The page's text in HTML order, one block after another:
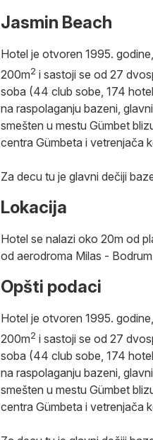
Jasmin Beach
Hotel je otvoren 1995.
200m2 i sastoji se od 27
soba (44 club sobe, 174
na raspolaganju bazeni,
smešten u mestu Gümbet
centra Gümbeta i vetrenjača
Za decu tu je glavni dečiji
Lokacija
Hotel se nalazi oko 20m od
od aerodroma Milas -
Opšti podaci
Hotel je otvoren 1995.
200m2 i sastoji se od 27
soba (44 club sobe, 174
na raspolaganju bazeni,
smešten u mestu Gümbet
centra Gümbeta i vetrenjača